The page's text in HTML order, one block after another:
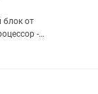
блок от
510
DDR4 Диск